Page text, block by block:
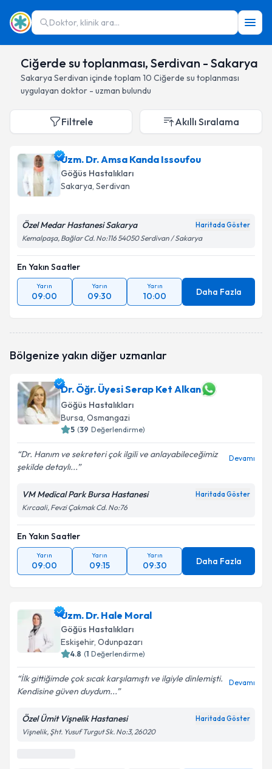
Doktor, klinik ara...
Ciğerde su toplanması, Serdivan - Sakarya
Sakarya Serdivan içinde toplam 10 Ciğerde su toplanması
uygulayan doktor - uzman bulundu
Filtrele Akıllı Sıralama
Uzm. Dr. Amsa Kanda Issoufou
Göğüs Hastalıkları
Sakarya, Serdivan
Özel Medar Hastanesi Sakarya Haritada Göster
Kemalpaşa, Bağlar Cd. No:116 54050 Serdivan / Sakarya
En Yakın Saatler
Yarın
09:00
Yarın
09:30
Yarın
10:00 Daha Fazla
Bölgenize yakın diğer uzmanlar
Dr. Öğr. Üyesi Serap Ket Alkan
Göğüs Hastalıkları
Bursa, Osmangazi
5 (39 Değerlendirme)
Dr. Hanım ve sekreteri çok ilgili ve anlayabileceğimiz
şekilde detaylı...
Devamı
VM Medical Park Bursa Hastanesi Haritada Göster
Kırcaali, Fevzi Çakmak Cd. No:76
En Yakın Saatler
Yarın
09:00
Yarın
09:15
Yarın
09:30 Daha Fazla
Uzm. Dr. Hale Moral
Göğüs Hastalıkları
Eskişehir, Odunpazarı
4.8 (1 Değerlendirme)
İlk gittiğimde çok sıcak karşılamıştı ve ilgiyle dinlemişti.
Kendisine güven duydum...
Devamı
Özel Ümit Vişnelik Hastanesi Haritada Göster
Vişnelik, Şht. Yusuf Turgut Sk. No:3, 26020